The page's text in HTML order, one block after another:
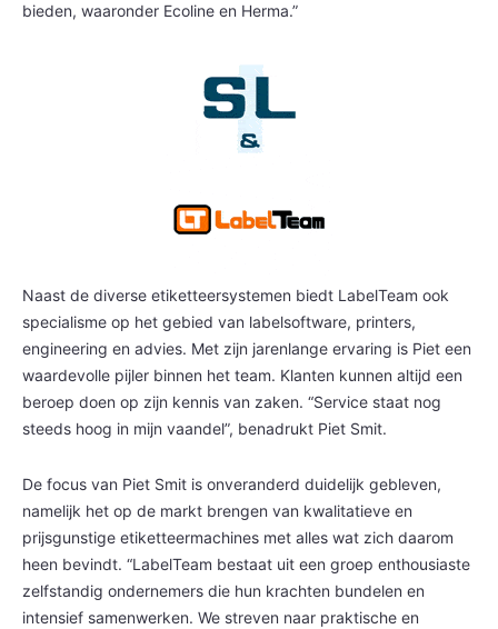
bieden, waaronder Ecoline en Herma.”
Naast de diverse etiketteersystemen biedt LabelTeam ook
specialisme op het gebied van labelsoftware, printers,
engineering en advies. Met zijn jarenlange ervaring is Piet een
waardevolle pijler binnen het team. Klanten kunnen altijd een
beroep doen op zijn kennis van zaken. “Service staat nog
steeds hoog in mijn vaandel”, benadrukt Piet Smit.
De focus van Piet Smit is onveranderd duidelijk gebleven,
namelijk het op de markt brengen van kwalitatieve en
prijsgunstige etiketteermachines met alles wat zich daarom
heen bevindt. “LabelTeam bestaat uit een groep enthousiaste
zelfstandig ondernemers die hun krachten bundelen en
intensief samenwerken. We streven naar praktische en